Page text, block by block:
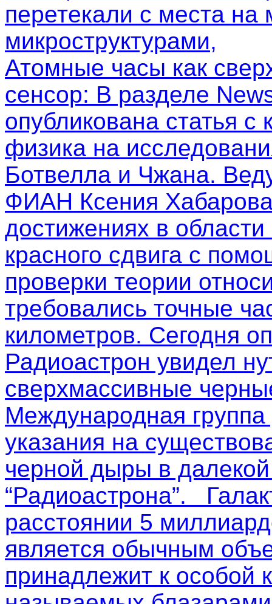
перетекали с места на
микроструктурами,
Атомные часы как
сенсор: В разделе
опубликована статья
физика на
Ботвелла и Чжана.
ФИАН Ксения
достижениях в
красного сдвига с
проверки теории
требовались точные
километров. Сегодня
Радиоастрон увидел
сверхмассивные
Международная
указания на
черной дыры в
“Радиоастрона”.
расстоянии 5
является обычным
принадлежит к особой